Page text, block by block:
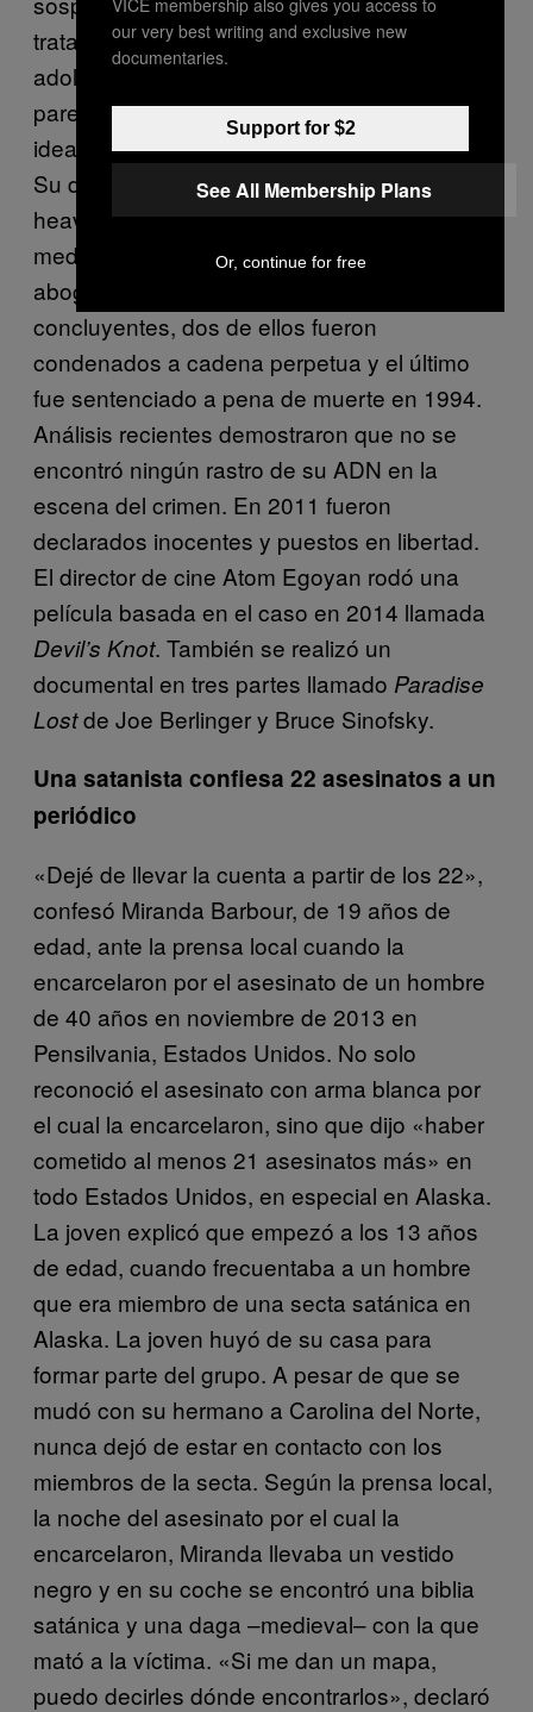
trataba de un ritual satánico. Tres
adolescentes de los barrios pobres
parecieron de inmediato los culpables
ideales. Tenían entre 16 y 18 años de edad.
Su delito fue tener un look gótico, amar el
heavy metal y, sobre todo, no tener los
medios suficientes para pagarse un buen
abogado. A pesar de no tener pruebas
concluyentes, dos de ellos fueron
condenados a cadena perpetua y el último
fue sentenciado a pena de muerte en 1994.
Análisis recientes demostraron que no se
encontró ningún rastro de su ADN en la
escena del crimen. En 2011 fueron
declarados inocentes y puestos en libertad.
El director de cine Atom Egoyan rodó una
película basada en el caso en 2014 llamada
Devil’s Knot. También se realizó un
documental en tres partes llamado Paradise
Lostde Joe Berlinger y Bruce Sinofsky.
Una satanista confiesa 22 asesinatos a un
periódico
«Dejé de llevar la cuenta a partir de los 22»,
confesó Miranda Barbour, de 19 años de
edad, ante la prensa local cuando la
encarcelaron por el asesinato de un hombre
de 40 años en noviembre de 2013 en
Pensilvania, Estados Unidos. No solo
reconoció el asesinato con arma blanca por
el cual la encarcelaron, sino que dijo «haber
cometido al menos 21 asesinatos más» en
todo Estados Unidos, en especial en Alaska.
La joven explicó que empezó a los 13 años
de edad, cuando frecuentaba a un hombre
que era miembro de una secta satánica en
Alaska. La joven huyó de su casa para
formar parte del grupo. A pesar de que se
mudó con su hermano a Carolina del Norte,
nunca dejó de estar en contacto con los
miembros de la secta. Según la prensa local,
la noche del asesinato por el cual la
encarcelaron, Miranda llevaba un vestido
negro y en su coche se encontró una biblia
satánica y una daga –medieval– con la que
mató a la víctima. «Si me dan un mapa,
puedo decirles dónde encontrarlos», declaró
our very best writing and exclusive new
documentaries.
Support for $2
See All Membership Plans
Or, continue for free